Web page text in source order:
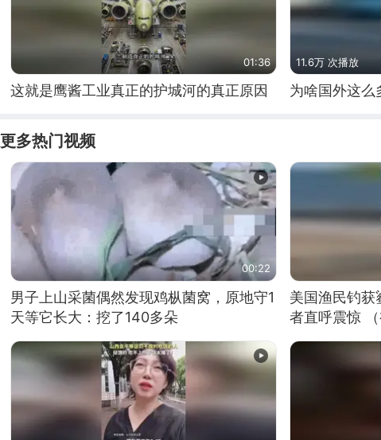
01:36
这就是鹰酱工业真正的护城河的真正原因
11.6万 次播放
为啥国外这么
更多热门视频
00:22
男子上山采菌偶然发现鸡枞菌窝，原地守1
天等它长大：挖了140多朵
美国渔民钓获
者直呼震惊 （